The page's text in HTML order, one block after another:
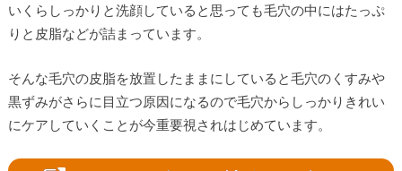
いくらしっかりと洗顔していると思っても毛穴の中にはたっぷ
りと皮脂などが詰まっています。
そんな毛穴の皮脂を放置したままにしていると毛穴のくすみや
黒ずみがさらに目立つ原因になるので毛穴からしっかりきれい
にケアしていくことが今重要視されはじめています。